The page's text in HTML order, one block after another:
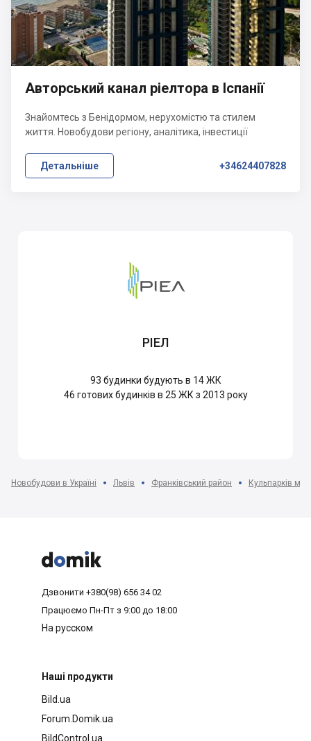
Авторський канал ріелтора в Іспанії
Знайомтесь з Бенідормом, нерухомістю та стилем
життя. Новобудови регіону, аналітика, інвестиції
Детальніше +34624407828
РІЕЛ
93 будинки будують в 14 ЖК
46 готових будинків в 25 ЖК з 2013 року
Новобудови в Україні Львів Франківський район Кульпарків



Дзвонити +380(98) 656 34 02
Працюємо Пн-Пт з 9:00 до 18:00
На русском
Наші продукти
Bild.ua
Forum.Domik.ua
BildControl.ua